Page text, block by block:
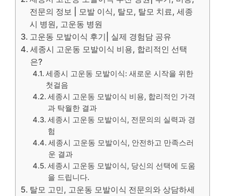
전문의 정보 | 모발 이식, 탈모, 탈모 치료, 세종
시 병원, 고운동 병원
고운동 모발이식 후기| 실제 경험담 공유
세종시 고운동 모발이식 비용, 합리적인 선택
은?
세종시 고운동 모발이식: 새로운 시작을 위한
첫걸음
세종시 고운동 모발이식 비용, 합리적인 가격
과 탁월한 결과
세종시 고운동 모발이식, 전문의의 실력과 경
험
세종시 고운동 모발이식, 안전하고 만족스러
운 결과
세종시 고운동 모발이식, 당신의 선택에 도움
을 드립니다.
탈모 고민, 고운동 모발이식 전문의와 상담하세